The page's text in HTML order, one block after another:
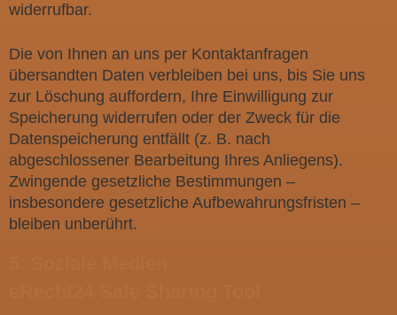
widerrufbar.
Die von Ihnen an uns per Kontaktanfragen
übersandten Daten verbleiben bei uns, bis Sie uns
zur Löschung auffordern, Ihre Einwilligung zur
Speicherung widerrufen oder der Zweck für die
Datenspeicherung entfällt (z. B. nach
abgeschlossener Bearbeitung Ihres Anliegens).
Zwingende gesetzliche Bestimmungen –
insbesondere gesetzliche Aufbewahrungsfristen –
bleiben unberührt.